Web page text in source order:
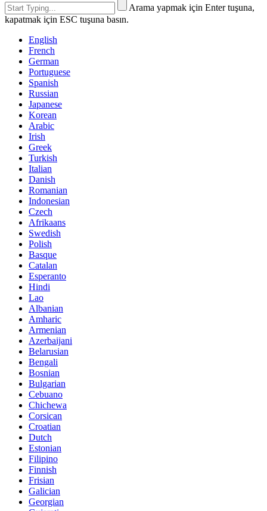
Arama yapmak için Enter tuşuna,
kapatmak için ESC tuşuna basın.
English
French
German
Portuguese
Spanish
Russian
Japanese
Korean
Arabic
Irish
Greek
Turkish
Italian
Danish
Romanian
Indonesian
Czech
Afrikaans
Swedish
Polish
Basque
Catalan
Esperanto
Hindi
Lao
Albanian
Amharic
Armenian
Azerbaijani
Belarusian
Bengali
Bosnian
Bulgarian
Cebuano
Chichewa
Corsican
Croatian
Dutch
Estonian
Filipino
Finnish
Frisian
Galician
Georgian